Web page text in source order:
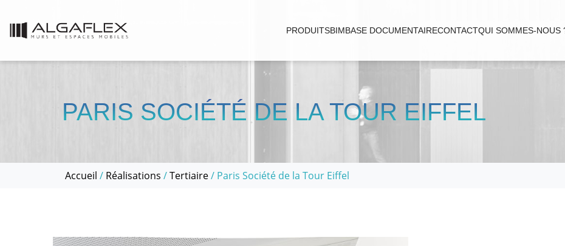
PRODUITSBIMBASE DOCUMENTAIRECONTACTQUI SOMMES-NOUS
PARIS SOCIÉTÉ DE LA TOUR EIFFEL
Accueil / Réalisations /Tertiaire/ Paris Société de la Tour Eiffel